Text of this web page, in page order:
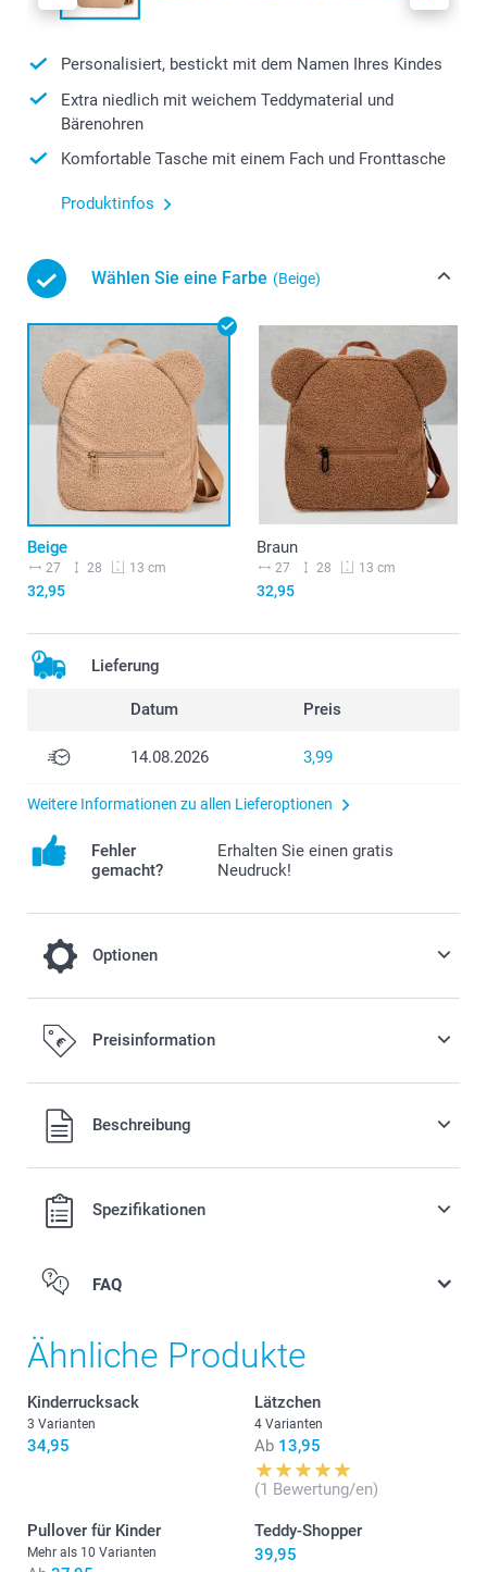
Personalisiert, bestickt mit dem Namen Ihres Kindes
Extra niedlich mit weichem Teddymaterial und
Bärenohren
Komfortable Tasche mit einem Fach und Fronttasche
Produktinfos
Wählen Sie eine Farbe (Beige)
Beige
27 28 13 cm
32,95
Braun
27 28 13 cm
32,95
Lieferung
Datum Preis
14.08.2026 3,99
Weitere Informationen zu allen Lieferoptionen
Fehler
gemacht?
Erhalten Sie einen gratis
Neudruck!
Optionen
Fügen Sie Ihrer Bestellung eine Miffy
Spardose hinzu
17,95/Stück
Ideal für jedes Kinderzimmer als praktische Dekoration
Leicht zu reinigen, aus staubabweisendem, bruchfestem
Masse: 12 cm (Höhe) x 6 cm (Durchmesser)
Preisinformation
Alle Preise verstehen sich in EURO (€) inkl. MwSt. und zzgl.
Versandkosten.Beschreibung
Spezifikationen
FAQ
Ähnliche Produkte
Kinderrucksack
3 Varianten
34,95
Lätzchen
4 Varianten
Ab 13,95
(1 Bewertung/en)
Pullover für Kinder
Mehr als 10 Varianten
Teddy-Shopper
39,95